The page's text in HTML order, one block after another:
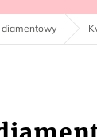
diamentowy